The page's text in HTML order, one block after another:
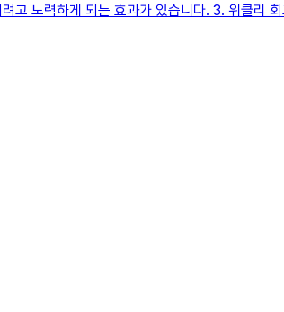
고 노력하게 되는 효과가 있습니다. 3. 위클리